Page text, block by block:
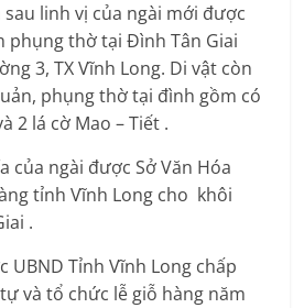
linh vị của ngài mới được
phụng thờ tại Đình Tân Giai
3, TX Vĩnh Long. Di vật còn
phụng thờ tại đình gồm có
2 lá cờ Mao – Tiết .
của ngài được Sở Văn Hóa
tỉnh Vĩnh Long cho khôi
.
UBND Tỉnh Vĩnh Long chấp
và tổ chức lễ giỗ hàng năm